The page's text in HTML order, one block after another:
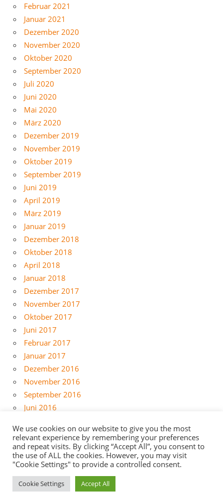
Februar 2021
Januar 2021
Dezember 2020
November 2020
Oktober 2020
September 2020
Juli 2020
Juni 2020
Mai 2020
März 2020
Dezember 2019
November 2019
Oktober 2019
September 2019
Juni 2019
April 2019
März 2019
Januar 2019
Dezember 2018
Oktober 2018
April 2018
Januar 2018
Dezember 2017
November 2017
Oktober 2017
Juni 2017
Februar 2017
Januar 2017
Dezember 2016
November 2016
September 2016
Juni 2016
April 2016
März 2016
Februar 2016
WordPress Theme: zeeDynamic by ThemeZee.
We use cookies on our website to give you the most
relevant experience by remembering your preferences
and repeat visits. By clicking “Accept All”, you consent to
the use of ALL the cookies. However, you may visit
"Cookie Settings" to provide a controlled consent.
Cookie Settings Accept All